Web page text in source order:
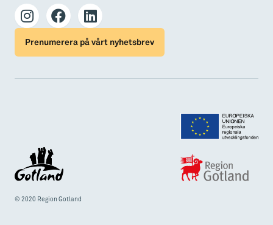
Prenumerera på vårt nyhetsbrev
© 2020 Region Gotland